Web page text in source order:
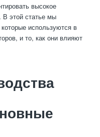
высокое
В этой статье мы
используются в
и то, как они влияют